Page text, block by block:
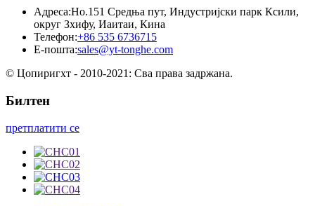
Адреса:Но.151 Средња пут, Индустријски парк Ксили,
округ Зхифу, Иаитаи, Кина
Телефон:+86 535 6736715
Е-пошта:sales@yt-tonghe.com
© Цопиригхт - 2010-2021: Сва права задржана.
Билтен
претплатити се